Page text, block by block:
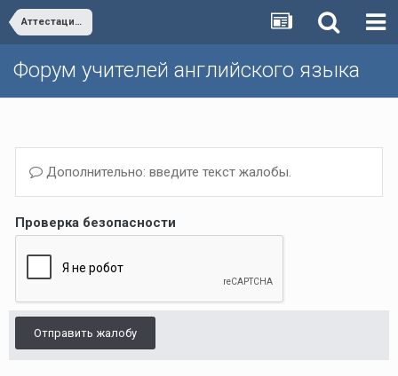
Аттестация и повышение квалификации учителей
Форум учителей английского языка
Дополнительно: введите текст жалобы.
Проверка безопасности
Отправить жалобу